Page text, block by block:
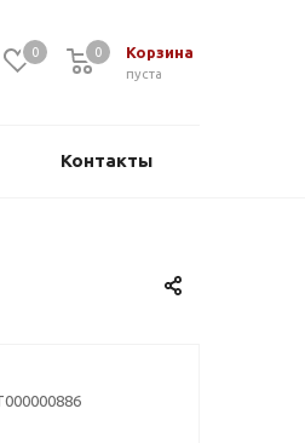
0 Корзина
0
пуста
0
Контакты